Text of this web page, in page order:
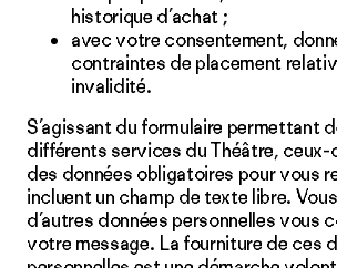
historique d’achat ;
avec votre consentement,
contraintes de placement
invalidité.
S’agissant du formulaire permettant
différents services du Théâtre,
des données obligatoires pour vous
incluent un champ de texte libre.
d’autres données personnelles vous
votre message. La fourniture de ces